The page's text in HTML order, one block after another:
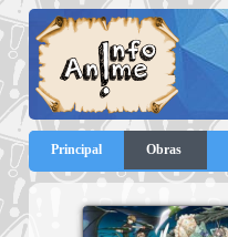
Principal Obras